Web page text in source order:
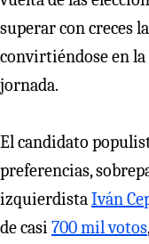
superar con creces
convirtiéndose en la
jornada.
El candidato
preferencias,
izquierdistaIván
de casi 700 mil votos